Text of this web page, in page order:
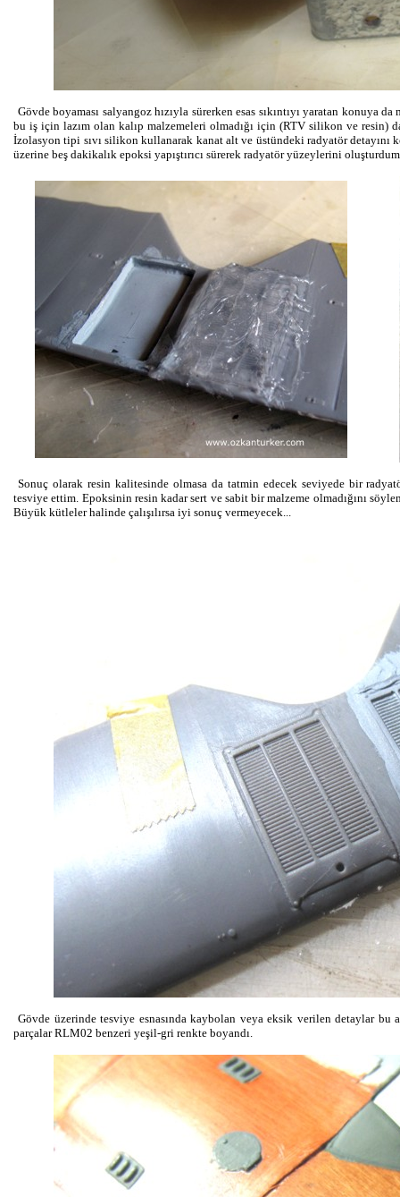
Gövde boyaması salyangoz hızıyla sürerken esas sıkıntıyı yaratan
bu iş için lazım olan kalıp malzemeleri olmadığı için (RTV silikon ve
İzolasyon tipi sıvı silikon kullanarak kanat alt ve üstündeki radyatör detayını
üzerine beş dakikalık epoksi yapıştırıcı sürerek radyatör yüzeylerini
Sonuç olarak resin kalitesinde olmasa da tatmin edecek seviyede bir
tesviye ettim. Epoksinin resin kadar sert ve sabit bir malzeme olmadığını
Büyük kütleler halinde çalışılırsa iyi sonuç vermeyecek...
Gövde üzerinde tesviye esnasında kaybolan veya eksik verilen detaylar
parçalar RLM02 benzeri yeşil-gri renkte boyandı.